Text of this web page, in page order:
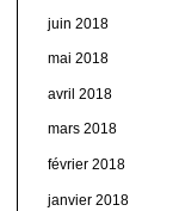
juin 2018
mai 2018
avril 2018
mars 2018
février 2018
janvier 2018